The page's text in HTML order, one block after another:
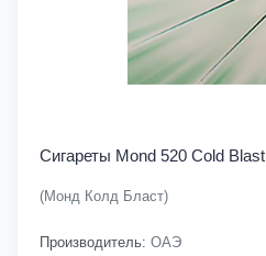
Сигареты Mond 520 Cold Blast
(Монд Колд Бласт)
Производитель: ОАЭ